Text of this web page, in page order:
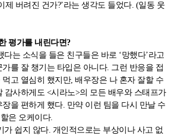
제 버려진 건가?’라는 생각도 들었다. (일동 웃
평가를 내린다면?
다는 소식을 들은 친구들은 바로 ‘망했다’라고
를 잘 챙기는 타입은 아니다. 그런 반응을 접
고 열심히 했지만, 배우장은 나 혼자 잘할 수
감사하게도 <시라노>의 모든 배우와 스태프가
을 편하게 했다. 만약 이런 팀을 다시 만날 수
은 오케이다.
가 쉽지 않다. 개인적으로는 부상이나 사고 없